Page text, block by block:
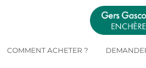
COMMENT ACHETER ?